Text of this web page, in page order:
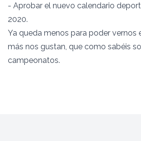
- Aprobar el nuevo calendario
2020.
Ya queda menos para poder vernos
más nos gustan, que como sabéis
campeonatos.